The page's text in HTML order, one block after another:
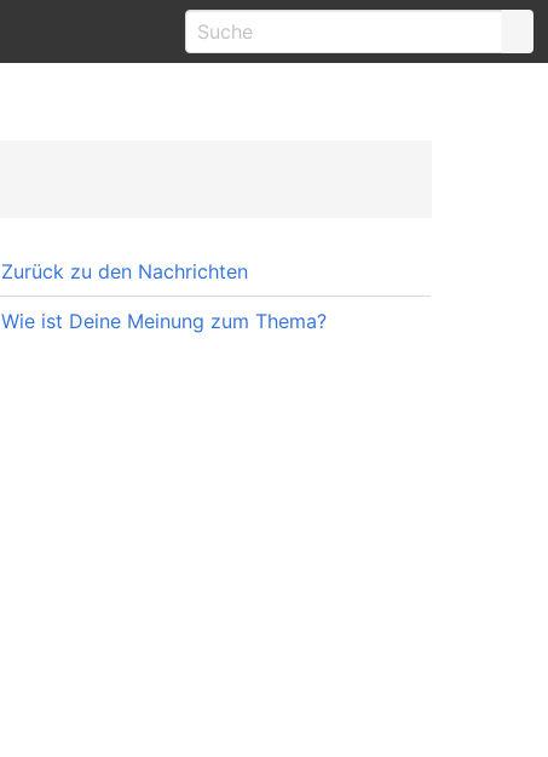
Zurück zu den Nachrichten
Wie ist Deine Meinung zum Thema?